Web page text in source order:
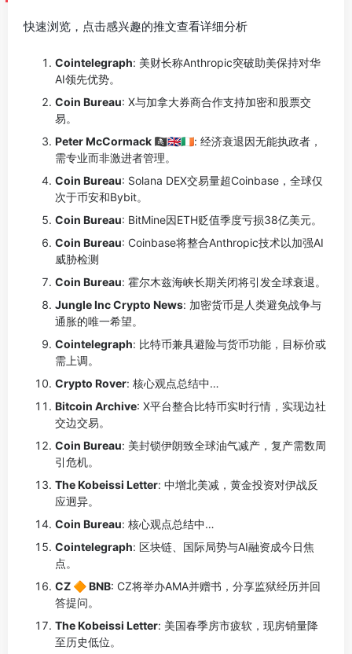
快速浏览，点击感兴趣的推文查看详细分析
Cointelegraph: 美财长称Anthropic突破助美保持对华
AI领先优势。
Coin Bureau: X与加拿大券商合作支持加密和股票交
易。
Peter McCormack 🏴‍☠️🇬🇧🇮🇪: 经济衰退因无能执政者，
需专业而非激进者管理。
Coin Bureau: Solana DEX交易量超Coinbase，全球仅
次于币安和Bybit。
Coin Bureau: BitMine因ETH贬值季度亏损38亿美元。
Coin Bureau: Coinbase将整合Anthropic技术以加强AI
威胁检测
Coin Bureau: 霍尔木兹海峡长期关闭将引发全球衰退。
Jungle Inc Crypto News: 加密货币是人类避免战争与
通胀的唯一希望。
Cointelegraph: 比特币兼具避险与货币功能，目标价或
需上调。
Crypto Rover: 核心观点总结中…
Bitcoin Archive: X平台整合比特币实时行情，实现边社
交边交易。
Coin Bureau: 美封锁伊朗致全球油气减产，复产需数周
引危机。
The Kobeissi Letter: 中增北美减，黄金投资对伊战反
应迥异。
Coin Bureau: 核心观点总结中…
Cointelegraph: 区块链、国际局势与AI融资成今日焦
点。
CZ 🔶 BNB: CZ将举办AMA并赠书，分享监狱经历并回
答提问。
The Kobeissi Letter: 美国春季房市疲软，现房销量降
至历史低位。